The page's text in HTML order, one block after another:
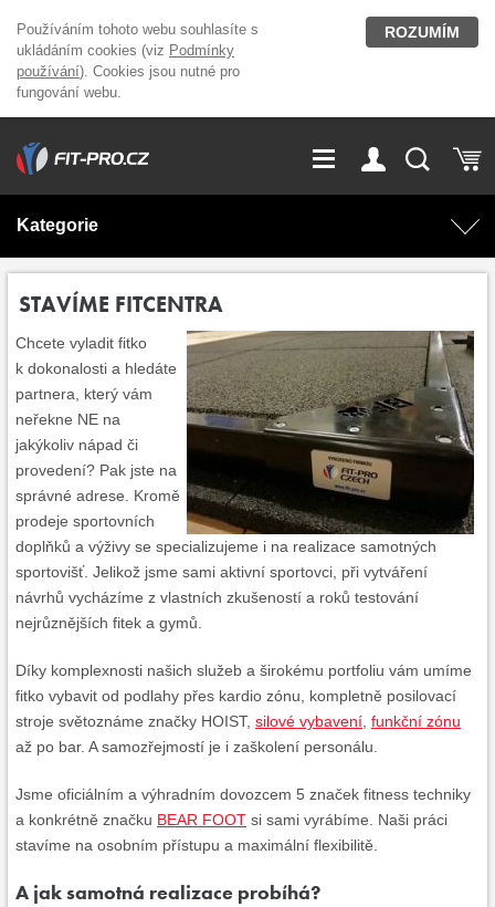
Používáním tohoto webu souhlasíte s
ukládáním cookies (viz Podmínky
používání). Cookies jsou nutné pro
fungování webu.
ROZUMÍM
GDPR
Kariéra Kontakt
Magazín
Přihlášení
Kategorie
Doplňky stravy Fitness vybavení
OUTLET OBLEČENÍ Posilovací stroje
Značky
STAVÍME FITCENTRA
Chcete vyladit fitko
k dokonalosti a hledáte
partnera, který vám
neřekne NE na
jakýkoliv nápad či
provedení? Pak jste na
správné adrese. Kromě
prodeje sportovních
doplňků a výživy se specializujeme i na realizace samotných
sportovišť. Jelikož jsme sami aktivní sportovci, při vytváření
návrhů vycházíme z vlastních zkušeností a roků testování
nejrůznějších fitek a gymů.
Díky komplexnosti našich služeb a širokému portfoliu vám umíme
fitko vybavit od podlahy přes kardio zónu, kompletně posilovací
stroje světoznáme značky HOIST, silové vybavení funkční zónu
až po bar. A samozřejmostí je i zaškolení personálu.
Jsme oficiálním a výhradním dovozcem 5 značek fitness techniky
a konkrétně značku BEAR FOOT si sami vyrábíme. Naši práci
stavíme na osobním přístupu a maximální flexibilitě.
A jak samotná realizace probíhá?